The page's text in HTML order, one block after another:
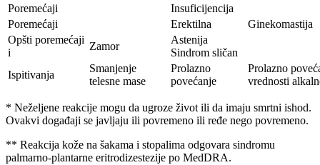
Poremećaji
Insuficijencija
Poremećaji
Erektilna
Ginekomastija
Opšti poremećaji
i
Zamor
Astenija
Sindrom sličan
Ispitivanja
Smanjenje
telesne mase
Prolazno
povećanje
Prolazno
vrednosti
* Neželjene reakcije mogu da ugroze život ili da imaju smrtni ishod.
Ovakvi događaji se javljaju ili povremeno ili ređe nego povremeno.
** Reakcija kože na šakama i stopalima odgovara sindromu
palmarno-plantarne eritrodizestezije po MedDRA.